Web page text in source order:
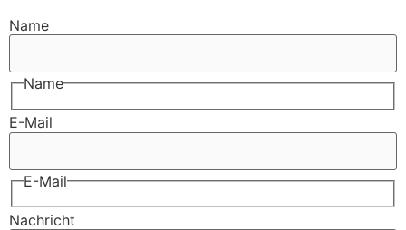
Name
Name
E-Mail
E-Mail
Nachricht